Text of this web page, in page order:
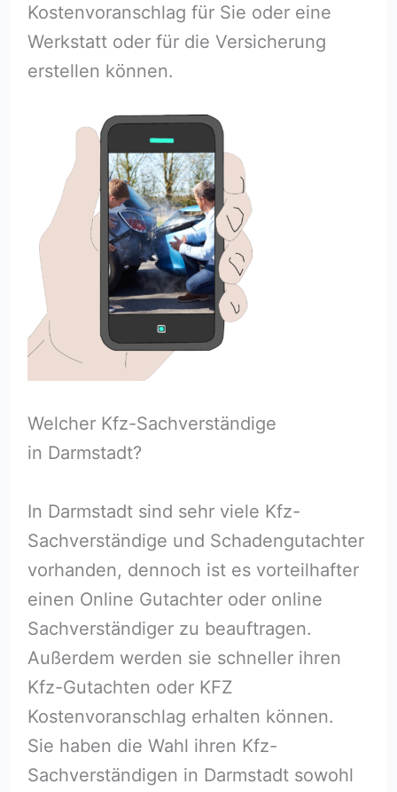
Kostenvoranschlag für Sie oder eine
Werkstatt oder für die Versicherung
erstellen können.
Welcher Kfz-Sachverständige
in Darmstadt?
In Darmstadt sind sehr viele Kfz-
Sachverständige und Schadengutachter
vorhanden, dennoch ist es vorteilhafter
einen Online Gutachter oder online
Sachverständiger zu beauftragen.
Außerdem werden sie schneller ihren
Kfz-Gutachten oder KFZ
Kostenvoranschlag erhalten können.
Sie haben die Wahl ihren Kfz-
Sachverständigen in Darmstadt sowohl